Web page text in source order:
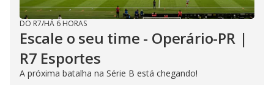
DO R7/HÁ 6 HORAS
Escale o seu time - Operário-PR |
R7 Esportes
A próxima batalha na Série B está chegando!